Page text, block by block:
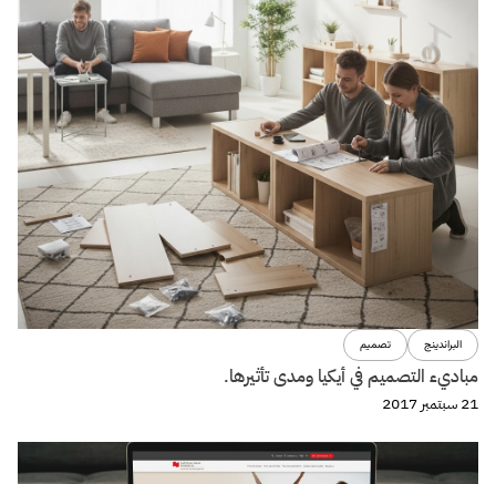
البراندينج تصميم
مباديء التصميم في أيكيا ومدى تأثيرها.
21 سبتمبر 2017